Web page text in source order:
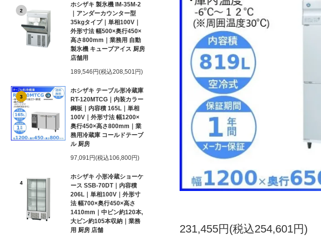
2
ホシザキ 製氷機 IM-35M-2
｜アンダーカウンター型
35kgタイプ｜単相100V｜
外形寸法 幅500×奥行450×
高さ800mm｜業務用 自動
製氷機 キューブアイス 厨房
店舗用
189,546円(税込208,501円)
3
ホシザキ テーブル形冷蔵庫
RT-120MTCG｜内装カラー
鋼板｜内容積 165L｜単相
100V｜外形寸法 幅1200×
奥行450×高さ800mm｜業
務用冷蔵庫 コールドテーブ
ル 厨房
97,091円(税込106,800円)
4
ホシザキ 小形冷蔵ショーケ
ース SSB-70DT｜内容積
206L｜単相100V｜外形寸
法 幅700×奥行450×高さ
1410mm｜中ビン約120本,
大ビン約105本収納｜業務
用 厨房 店舗
231,455円(税込254,601円)